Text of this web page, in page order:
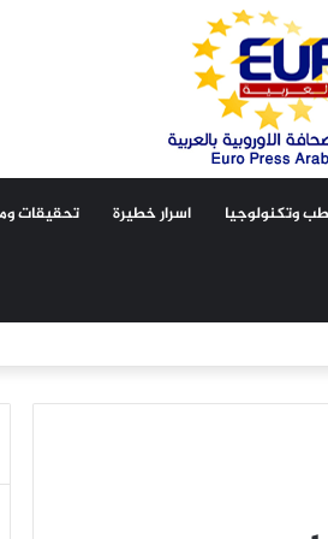
طب وتكنولوجيا اسرار خطيرة تحقيقات